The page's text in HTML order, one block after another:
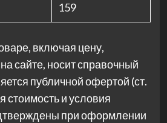
159
включая цену,
сайте, носит справочный
публичной офертой (ст.
стоимость и условия
при оформлении